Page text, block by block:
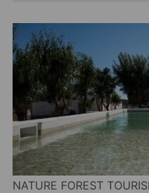
NATURE FOREST